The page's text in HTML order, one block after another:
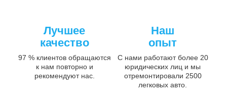
Лучшее
качество
97 % клиентов обращаются
к нам повторно и
рекомендуют нас.
Наш
опыт
С нами работают более 20
юридических лиц и мы
отремонтировали 2500
легковых авто.